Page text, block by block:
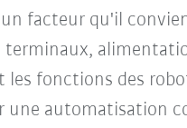
facteur qu'il
terminaux,
fonctions des
une automatisation